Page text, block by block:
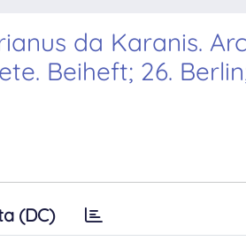
da Karanis.
Beiheft; 26.
(DC)